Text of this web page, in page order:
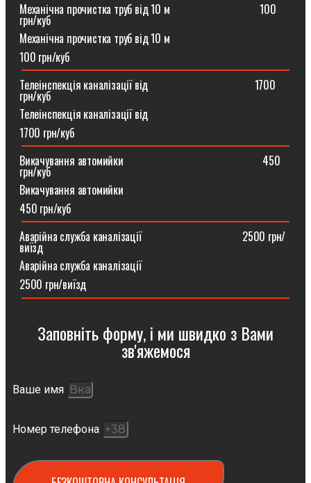
Механічна прочистка труб від 10 м⠀⠀⠀⠀⠀⠀⠀⠀⠀⠀⠀100
грн/куб
Механічна прочистка труб від 10 м
100 грн/куб
Телеінспекція каналізації від⠀⠀⠀⠀⠀⠀⠀⠀⠀⠀⠀⠀⠀1700
грн/куб
Телеінспекція каналізації від
1700 грн/куб
Викачування автомийки⠀⠀⠀⠀⠀⠀⠀⠀⠀⠀⠀⠀⠀⠀⠀⠀⠀450
грн/куб
Викачування автомийки
450 грн/куб
Аварійна служба каналізації ⠀⠀⠀⠀⠀⠀⠀⠀⠀⠀⠀⠀2500 грн/
виїзд
Аварійна служба каналізації
2500 грн/виїзд
Заповніть форму, і ми швидко з Вами
зв'яжемося
Ваше имя
Номер телефона